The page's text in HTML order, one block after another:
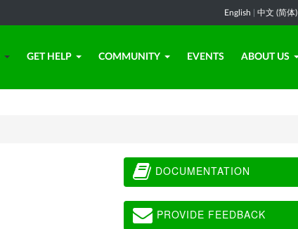
English 中文 (简体)
GET HELP COMMUNITY EVENTS ABOUT US
DOCUMENTATION
PROVIDE FEEDBACK